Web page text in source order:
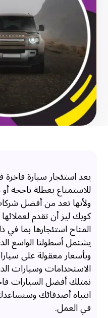
يعد استئجار سيارة
للاستمتاع بعطلة ناجحة
ولأنها تعد من أفضل
كويك ليز أن تقدم
المتاح استئجارها بما
وبأسعار معقولة على
الاستخدامات وسيارات
نمتلك أفضل السيارات
انتباه أصدقائك
في العمل.